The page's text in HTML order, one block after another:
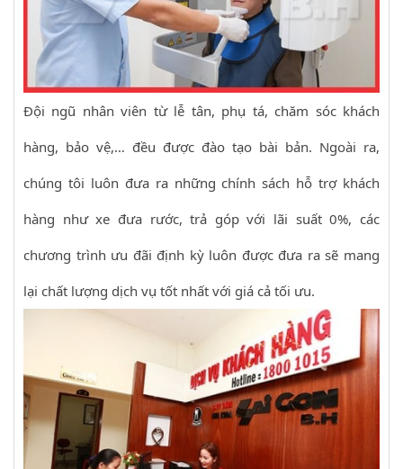
Đội ngũ nhân viên từ lễ tân, phụ tá, chăm sóc khách
hàng, bảo vệ,… đều được đào tạo bài bản. Ngoài ra,
chúng tôi luôn đưa ra những chính sách hỗ trợ khách
hàng như xe đưa rước, trả góp với lãi suất 0%, các
chương trình ưu đãi định kỳ luôn được đưa ra sẽ mang
lại chất lượng dịch vụ tốt nhất với giá cả tối ưu.